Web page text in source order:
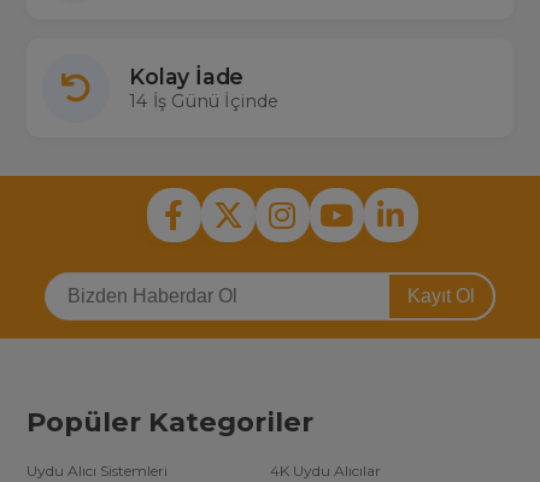
Kolay İade
14 İş Günü İçinde
Kayıt Ol
Popüler Kategoriler
Uydu Alıcı Sistemleri
4K Uydu Alıcılar